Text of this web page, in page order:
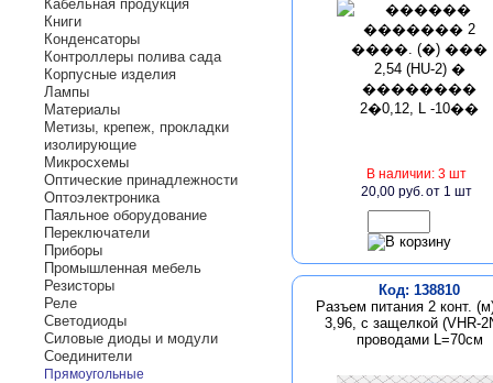
Кабельная продукция
Книги
Конденсаторы
Контроллеры полива сада
Корпусные изделия
Лампы
Материалы
Метизы, крепеж, прокладки
изолирующие
Микросхемы
Оптические принадлежности
Оптоэлектроника
Паяльное оборудование
Переключатели
Приборы
Промышленная мебель
Резисторы
Реле
Светодиоды
Силовые диоды и модули
Соединители
Прямоугольные
В наличии: 3 шт
20,00 руб.от 1 шт
Код: 138810
Разъем питания 2 конт.
3,96, с защелкой (VHR-
проводами L=70см